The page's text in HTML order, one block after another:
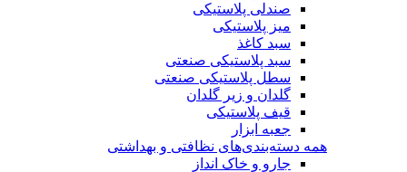
صندلی پلاستیکی
میز پلاستیکی
سبد کاغذ
سبد پلاستیکی صنعتی
سطل پلاستیکی صنعتی
گلدان و زیر گلدان
قیف پلاستیکی
جعبه ابزار
همه دسته‌بندی‌های نظافتی و بهداشتی
جارو و خاک انداز